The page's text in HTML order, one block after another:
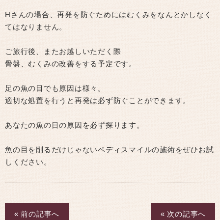
Hさんの場合、再発を防ぐためにはむくみをなんとかしなく
てはなりません。
ご旅行後、またお越しいただく際
骨盤、むくみの改善をする予定です。
足の魚の目でも原因は様々。
適切な処置を行うと再発は必ず防ぐことができます。
あなたの魚の目の原因を必ず探ります。
魚の目を削るだけじゃないペディスマイルの施術をぜひお試
しください。
« 前の記事へ « 次の記事へ